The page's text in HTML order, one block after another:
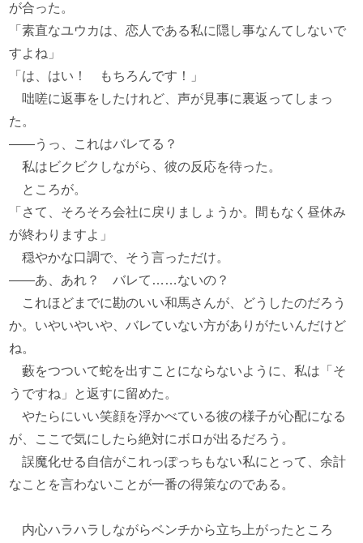
が合った。
「素直なユウカは、恋人である私に隠し事なんてしないで
すよね」
「は、はい！ もちろんです！」
咄嗟に返事をしたけれど、声が見事に裏返ってしまっ
た。
――うっ、これはバレてる？
私はビクビクしながら、彼の反応を待った。
ところが。
「さて、そろそろ会社に戻りましょうか。間もなく昼休み
が終わりますよ」
穏やかな口調で、そう言っただけ。
――あ、あれ？ バレて……ないの？
これほどまでに勘のいい和馬さんが、どうしたのだろう
か。いやいやいや、バレていない方がありがたいんだけど
ね。
藪をつついて蛇を出すことにならないように、私は「そ
うですね」と返すに留めた。
やたらにいい笑顔を浮かべている彼の様子が心配になる
が、ここで気にしたら絶対にボロが出るだろう。
誤魔化せる自信がこれっぽっちもない私にとって、余計
なことを言わないことが一番の得策なのである。
内心ハラハラしながらベンチから立ち上がったところ